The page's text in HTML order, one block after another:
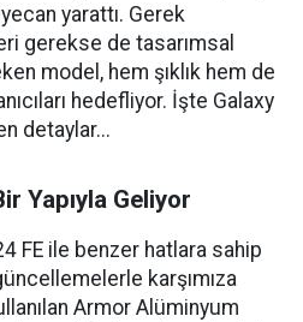
yarattı. Gerek
gerekse de tasarımsal
model, hem şıklık hem de
hedefliyor. İşte Galaxy
detaylar...
Yapıyla Geliyor
FE ile benzer hatlara sahip
karşımıza
Armor Alüminyum